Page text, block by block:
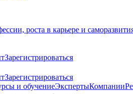
роста в карьере и
Зарегистрироваться
Зарегистрироваться
и обучениеЭкспертыКомпании